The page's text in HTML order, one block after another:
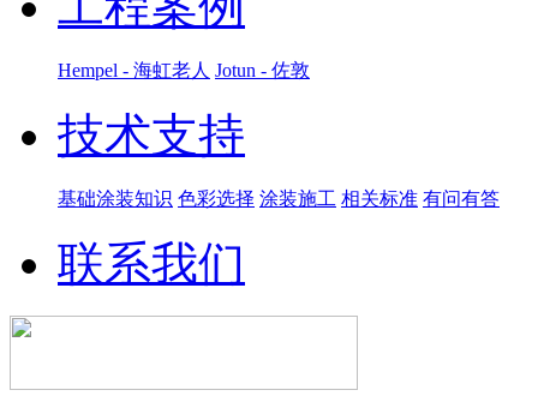
Hempel - 海虹老人 Jotun - 佐敦
技术支持
基础涂装知识 色彩选择 涂装施工 相关标准 有问有答
联系我们